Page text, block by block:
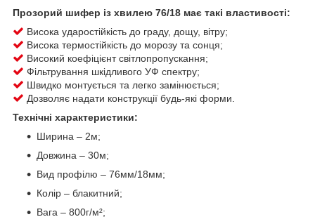
Прозорий шифер із хвилею 76/18 має такі властивості:
Висока ударостійкість до граду, дощу, вітру;
Висока термостійкість до морозу та сонця;
Високий коефіцієнт світлопропускання;
Фільтрування шкідливого УФ спектру;
Швидко монтується та легко замінюється;
Дозволяє надати конструкції будь-які форми.
Технічні характеристики:
Ширина – 2м;
Довжина – 30м;
Вид профілю – 76мм/18мм;
Колір – блакитний;
Вага – 800г/м²;